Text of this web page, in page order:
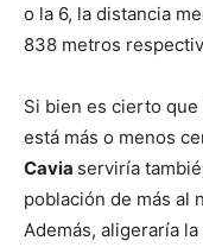
o la 6, la distancia
838 metros
Si bien es cierto que
está más o menos
Cavia serviría
población de más al
Además, aligeraría